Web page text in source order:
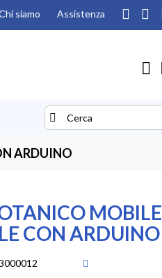
siamo Assistenza
Search
Search
ARDUINO
MOBILE
CON ARDUINO